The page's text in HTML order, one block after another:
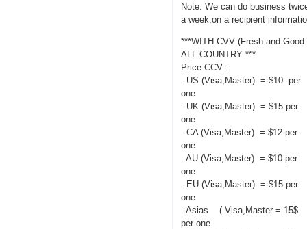
Note: We can do business
a week,on a recipient
***WITH CVV (Fresh and Good
ALL COUNTRY ***
Price CCV :
- US (Visa,Master) = $10 per
one
- UK (Visa,Master) = $15 per
one
- CA (Visa,Master) = $12 per
one
- AU (Visa,Master) = $10 per
one
- EU (Visa,Master) = $15 per
one
- Asias ( Visa,Master = 15$
per one